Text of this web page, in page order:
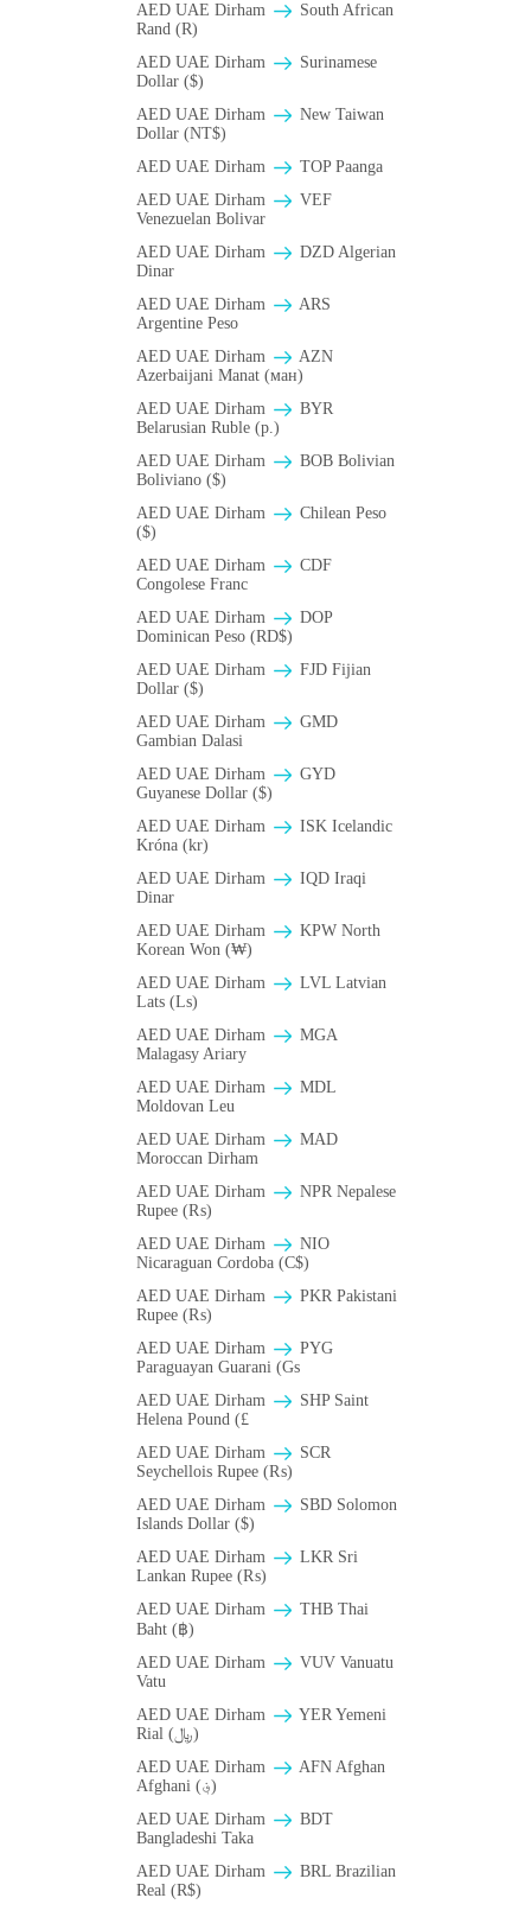
AED UAE Dirham
South African
Rand (R)
AED UAE Dirham
Surinamese
Dollar ($)
AED UAE Dirham
New Taiwan
Dollar (NT$)
AED UAE Dirham
TOP Paanga
AED UAE Dirham
VEF
Venezuelan Bolivar
AED UAE Dirham
DZD Algerian
Dinar
AED UAE Dirham
ARS
Argentine Peso
AED UAE Dirham
AZN
Azerbaijani Manat (ман)
AED UAE Dirham
BYR
Belarusian Ruble (p.)
AED UAE Dirham
BOB Bolivian
Boliviano ($)
AED UAE Dirham
Chilean Peso
($)
AED UAE Dirham
CDF
Congolese Franc
AED UAE Dirham
DOP
Dominican Peso (RD$)
AED UAE Dirham
FJD Fijian
Dollar ($)
AED UAE Dirham
GMD
Gambian Dalasi
AED UAE Dirham
GYD
Guyanese Dollar ($)
AED UAE Dirham
ISK Icelandic
Króna (kr)
AED UAE Dirham
IQD Iraqi
Dinar
AED UAE Dirham
KPW North
Korean Won (₩)
AED UAE Dirham
LVL Latvian
Lats (Ls)
AED UAE Dirham
MGA
Malagasy Ariary
AED UAE Dirham
MDL
Moldovan Leu
AED UAE Dirham
MAD
Moroccan Dirham
AED UAE Dirham
NPR Nepalese
Rupee (₨)
AED UAE Dirham
NIO
Nicaraguan Cordoba (C$)
AED UAE Dirham
PKR Pakistani
Rupee (₨)
AED UAE Dirham
PYG
Paraguayan Guarani (Gs
AED UAE Dirham
SHP Saint
Helena Pound (£
AED UAE Dirham
SCR
Seychellois Rupee (₨)
AED UAE Dirham
SBD Solomon
Islands Dollar ($)
AED UAE Dirham
LKR Sri
Lankan Rupee (₨)
AED UAE Dirham
THB Thai
Baht (฿)
AED UAE Dirham
VUV Vanuatu
Vatu
AED UAE Dirham
YER Yemeni
Rial (﷼)
AED UAE Dirham
AFN Afghan
Afghani (؋)
AED UAE Dirham
BDT
Bangladeshi Taka
AED UAE Dirham
BRL Brazilian
Real (R$)